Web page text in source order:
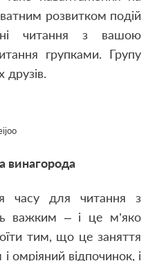
розвитком подій
читання з вашою
групками. Групу
винагорода
часу для читання з
важким – і це м’яко
тим, що це заняття
омріяний відпочинок, і